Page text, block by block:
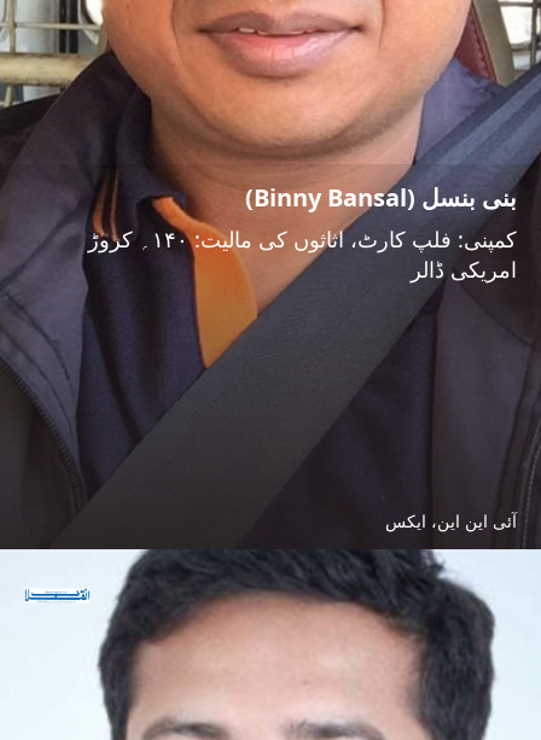
بنی بنسل (Binny Bansal)
کمپنی: فلپ کارٹ، اثاثوں کی مالیت: ۱۴۰؍ کروڑ
امریکی ڈالر
آئی این این، ایکس